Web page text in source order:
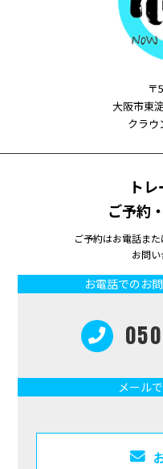
〒
大阪市東
クラウ
ト
ご予約
ご予約はお電話ま
お問
お電話でのお
メール